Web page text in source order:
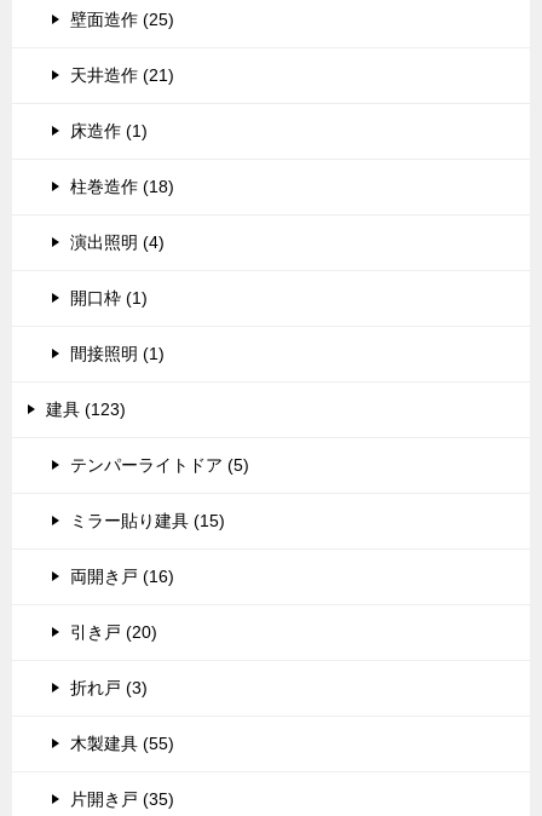
壁面造作 (25)
天井造作 (21)
床造作 (1)
柱巻造作 (18)
演出照明 (4)
開口枠 (1)
間接照明 (1)
建具 (123)
テンパーライトドア (5)
ミラー貼り建具 (15)
両開き戸 (16)
引き戸 (20)
折れ戸 (3)
木製建具 (55)
片開き戸 (35)